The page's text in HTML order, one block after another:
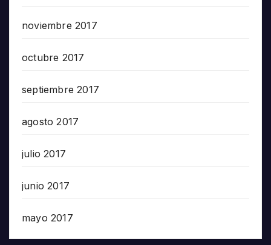
noviembre 2017
octubre 2017
septiembre 2017
agosto 2017
julio 2017
junio 2017
mayo 2017